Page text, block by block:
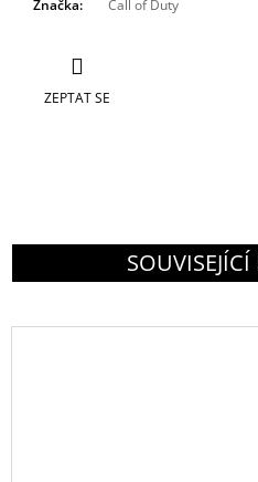
Značka: Call of Duty
ZEPTAT SE